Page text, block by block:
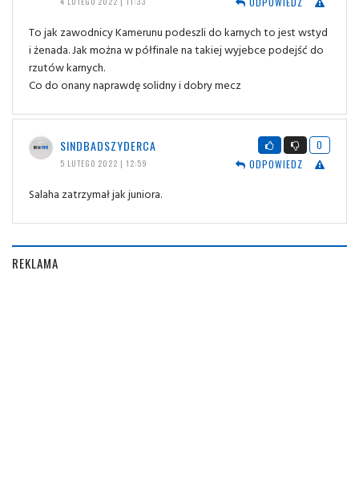
To jak zawodnicy Kamerunu podeszli do karnych to jest wstyd
i żenada. Jak można w półfinale na takiej wyjebce podejść do
rzutów karnych.
Co do onany naprawdę solidny i dobry mecz
SINDBADSZYDERCA
5 LUTEGO 2022 | 12:59
0
ODPOWIEDZ
Salaha zatrzymał jak juniora.
REKLAMA